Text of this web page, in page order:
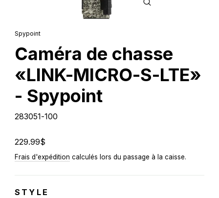
Spypoint
Caméra de chasse
«LINK-MICRO-S-LTE»
- Spypoint
283051-100
Prix
régulier
229.99$
Frais d'expédition calculés lors du passage à la caisse.
STYLE